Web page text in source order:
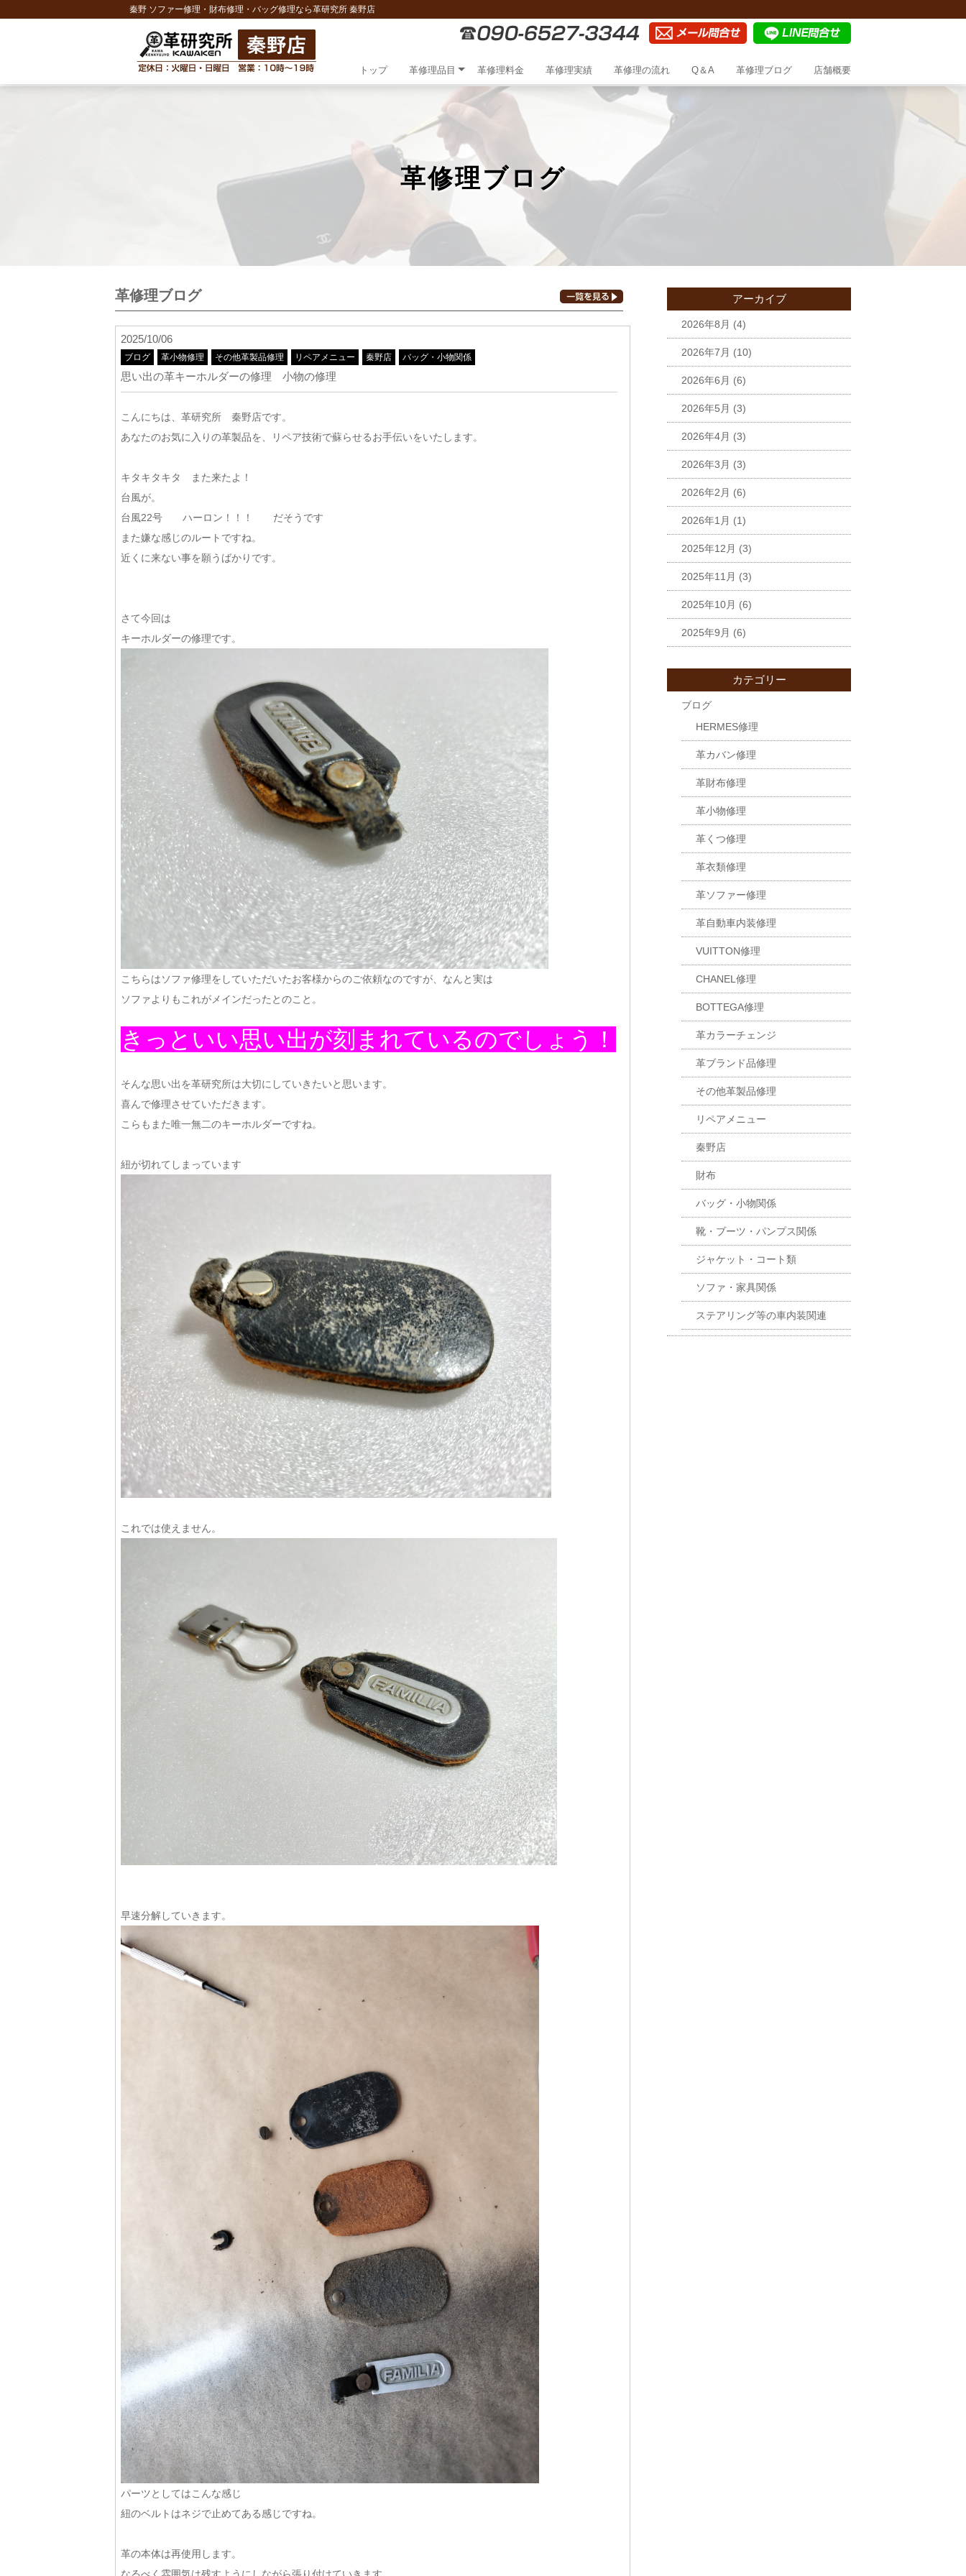
秦野 ソファー修理・財布修理・バッグ修理なら革研究所 秦野店
トップ 革修理品目 革修理料金 革修理実績 革修理の流れ Q＆A 革修理ブログ 店舗概要
革修理ブログ
革修理ブログ
2025/10/06
ブログ 革小物修理 その他革製品修理 リペアメニュー 秦野店 バッグ・小物関係
思い出の革キーホルダーの修理 小物の修理
こんにちは、革研究所 秦野店です。
あなたのお気に入りの革製品を、リペア技術で蘇らせるお手伝いをいたします。
キタキタキタ また来たよ！
台風が。
台風22号 ハーロン！！！ だそうです
また嫌な感じのルートですね。
近くに来ない事を願うばかりです。
さて今回は
キーホルダーの修理です。
こちらはソファ修理をしていただいたお客様からのご依頼なのですが、なんと実は
ソファよりもこれがメインだったとのこと。
きっといい思い出が刻まれているのでしょう！
そんな思い出を革研究所は大切にしていきたいと思います。
喜んで修理させていただきます。
こらもまた唯一無二のキーホルダーですね。
紐が切れてしまっています
これでは使えません。
早速分解していきます。
パーツとしてはこんな感じ
紐のベルトはネジで止めてある感じですね。
革の本体は再使用します。
なるべく雰囲気は残すようにしながら張り付けていきます。
アーカイブ
2026年8月 (4)
2026年7月 (10)
2026年6月 (6)
2026年5月 (3)
2026年4月 (3)
2026年3月 (3)
2026年2月 (6)
2026年1月 (1)
2025年12月 (3)
2025年11月 (3)
2025年10月 (6)
2025年9月 (6)
カテゴリー
ブログ
HERMES修理
革カバン修理
革財布修理
革小物修理
革くつ修理
革衣類修理
革ソファー修理
革自動車内装修理
VUITTON修理
CHANEL修理
BOTTEGA修理
革カラーチェンジ
革ブランド品修理
その他革製品修理
リペアメニュー
秦野店
財布
バッグ・小物関係
靴・ブーツ・パンプス関係
ジャケット・コート類
ソファ・家具関係
ステアリング等の車内装関連